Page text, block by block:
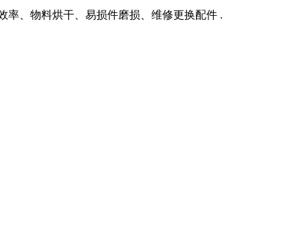
率、物料烘干、易损件磨损、维修更换配件 .